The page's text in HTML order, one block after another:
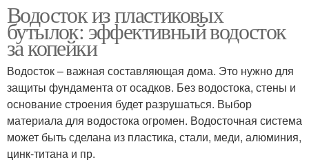
Водосток из пластиковых
бутылок: эффективный водосток
за копейки
Водосток – важная составляющая дома. Это нужно для
защиты фундамента от осадков. Без водостока, стены и
основание строения будет разрушаться. Выбор
материала для водостока огромен. Водосточная система
может быть сделана из пластика, стали, меди, алюминия,
цинк-титана и пр.